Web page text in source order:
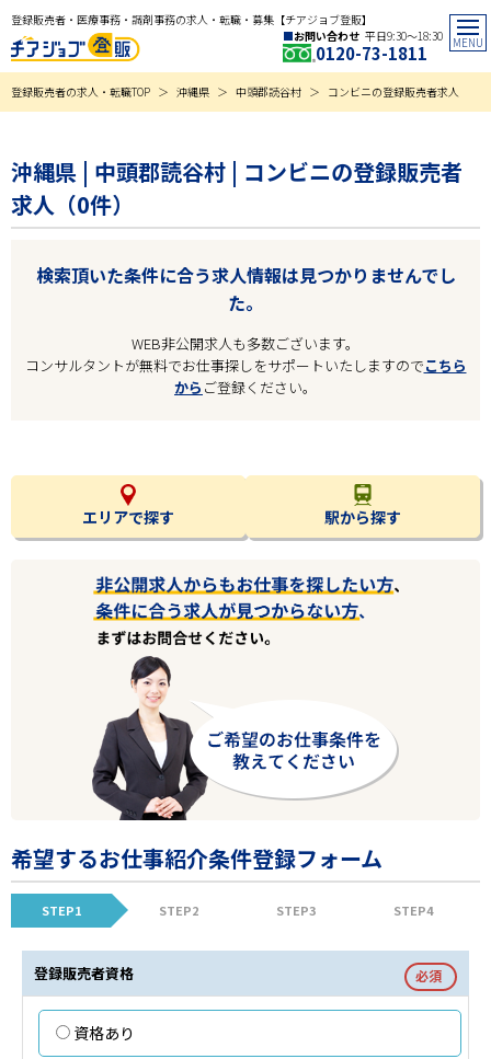
登録販売者・医療事務・調剤事務の求人・転職・募集【チアジョブ登販】
お問い合わせ 平日9:30〜18:30
0120-73-1811
登録販売者の求人・転職TOP 沖縄県 中頭郡読谷村 コンビニの登録販売者求人
沖縄県 | 中頭郡読谷村 | コンビニの登録販売者
求人（0件）
検索頂いた条件に合う求人情報は見つかりませんでし
た。
WEB非公開求人も多数ございます。
コンサルタントが無料でお仕事探しをサポートいたしますのでこちら
から ご登録ください。
エリアで探す 駅から探す
希望するお仕事紹介条件登録フォーム
STEP1 STEP2 STEP3 STEP4
登録販売者資格 必須
資格あり